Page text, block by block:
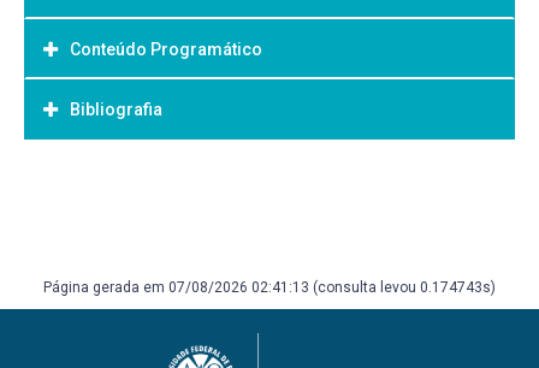
Objetivo Geral:
Fornecer aos alunos os conceitos e as ferramentas
básicas necessários para a modelagem matemática, a
Conteúdo Programático
Bibliografia
OGATA, Katsuhiko. Engenharia de controle moderno. 4. ed.
Página gerada em 07/08/2026 02:41:13 (consulta levou 0.174743s)